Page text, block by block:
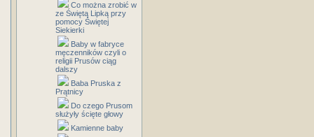
Co można zrobić w
ze Świętą Lipką przy
pomocy Świętej
Siekierki
Baby w fabryce
męczenników czyli o
religii Prusów ciąg
dalszy
Baba Pruska z
Prątnicy
Do czego Prusom
służyły ścięte głowy
Kamienne baby